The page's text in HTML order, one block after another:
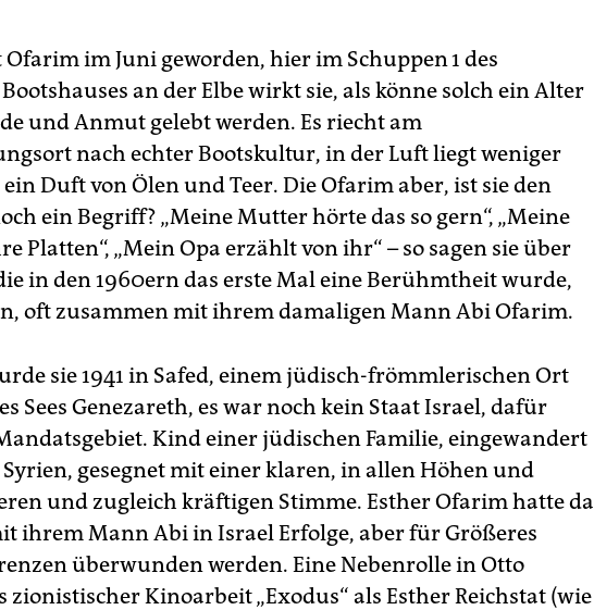
Ofarim im Juni geworden, hier im Schuppen 1 des
an der Elbe wirkt sie, als könne solch ein Alter
und Anmut gelebt werden. Es riecht am
nach echter Bootskultur, in der Luft liegt weniger
Duft von Ölen und Teer. Die Ofarim aber, ist sie den
ein Begriff? „Meine Mutter hörte das so gern“, „Meine
Platten“, „Mein Opa erzählt von ihr“ – so sagen sie über
in den 1960ern das erste Mal eine Berühmtheit wurde,
oft zusammen mit ihrem damaligen Mann Abi Ofarim.
sie 1941 in Safed, einem jüdisch-frömmlerischen Ort
Sees Genezareth, es war noch kein Staat Israel, dafür
Kind einer jüdischen Familie, eingewandert
Syrien, gesegnet mit einer klaren, in allen Höhen und
und zugleich kräftigen Stimme. Esther Ofarim hatte da
ihrem Mann Abi in Israel Erfolge, aber für Größeres
überwunden werden. Eine Nebenrolle in Otto
zionistischer Kinoarbeit „Exodus“ als Esther Reichstat (wie